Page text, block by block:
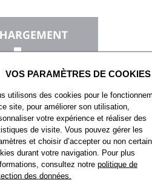
utilisons des cookies pour le
site, pour améliorer son utilisation,
votre expérience et réaliser des
de visite. Vous pouvez gérer les
et choisir d’accepter ou non
durant votre navigation. Pour plus
consultez notrepolitique de
des données.